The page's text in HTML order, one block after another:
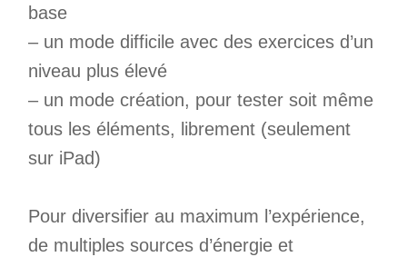
base
– un mode difficile avec des exercices d’un
niveau plus élevé
– un mode création, pour tester soit même
tous les éléments, librement (seulement
sur iPad)
Pour diversifier au maximum l’expérience,
de multiples sources d’énergie et